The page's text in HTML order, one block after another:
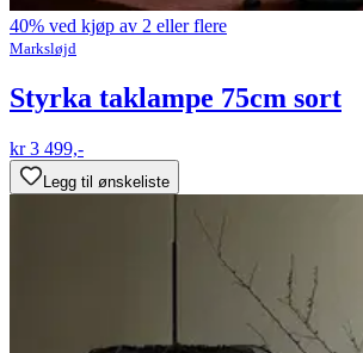
40% ved kjøp av 2 eller flere
Marksløjd
Styrka taklampe 75cm sort
kr 3 499,-
Legg til ønskeliste